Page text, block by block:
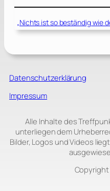
„Nichts ist so beständig wie
Datenschutzerklärung
Impressum
Alle Inhalte des
unterliegen dem
Bilder, Logos und Videos
Copyright